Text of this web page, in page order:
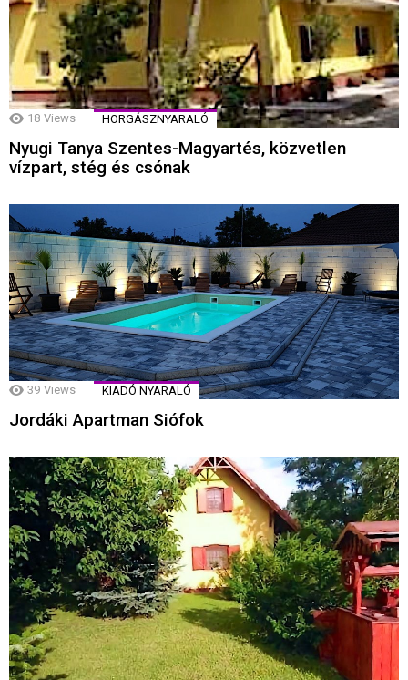
18 Views HORGÁSZNYARALÓ
Nyugi Tanya Szentes-Magyartés, közvetlen
vízpart, stég és csónak
39 Views KIADÓ NYARALÓ
Jordáki Apartman Siófok